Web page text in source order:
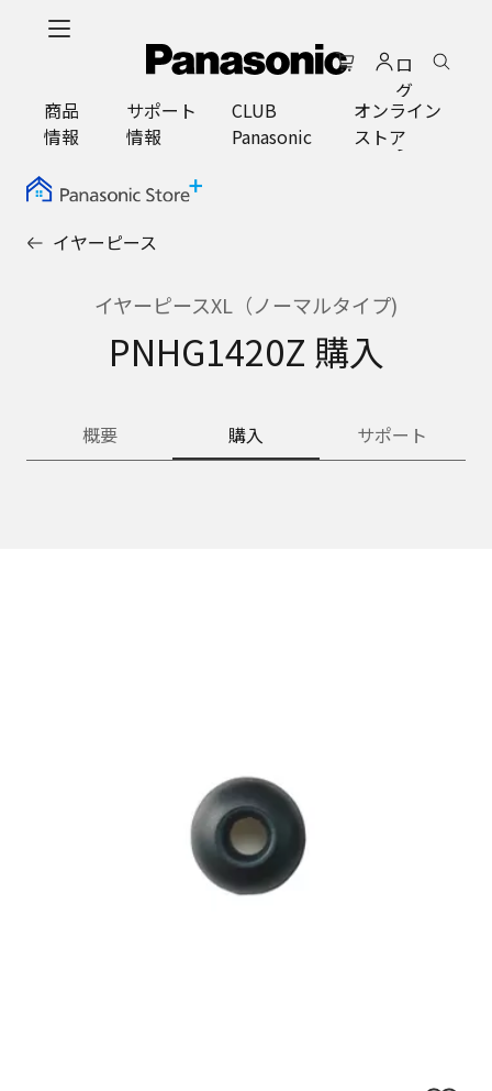
ロ
グ
イ
ン
商品
情報
サポート
情報
CLUB
Panasonic
オンライン
ストア
イヤーピース
イヤーピースXL（ノーマルタイプ)
PNHG1420Z 購入
概要 購入 サポート